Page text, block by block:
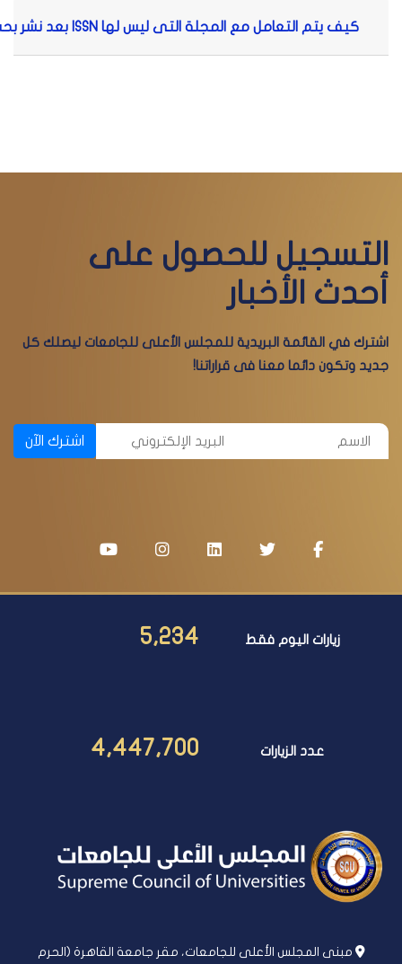
كيف يتم التعامل مع المجلة التى ليس لها ISSN بعد نشر بحث فيها و التقدم به لاصدار تقرير معامل التأثير؟
التسجيل للحصول على
أحدث الأخبار
اشترك في القائمة البريدية للمجلس الأعلى للجامعات ليصلك كل
جديد وتكون دائما معنا فى قراراتنا!
اشترك الآن
زيارات اليوم فقط 5,234
عدد الزيارات 4,447,700
مبنى المجلس الأعلى للجامعات، مقر جامعة القاهرة (الحرم